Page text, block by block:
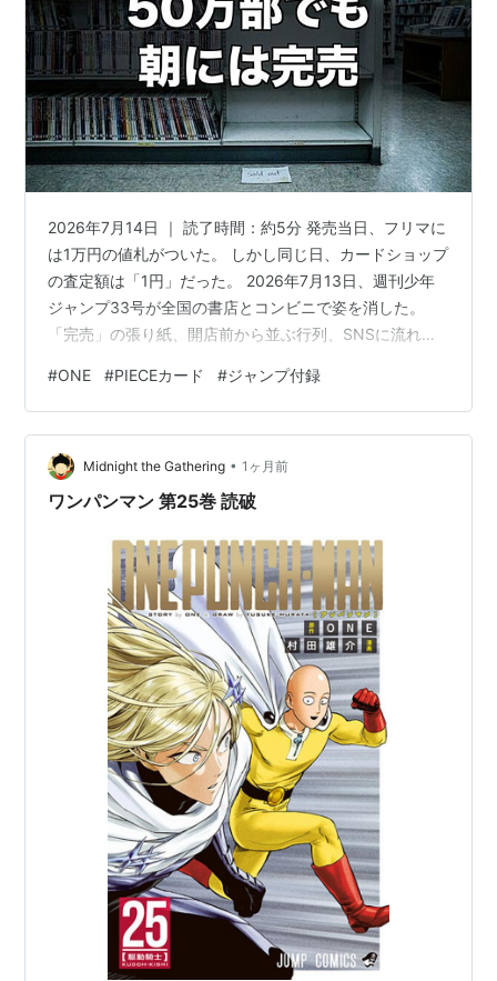
2026年7月14日 ｜ 読了時間：約5分 発売当日、フリマに
は1万円の値札がついた。 しかし同じ日、カードショップ
の査定額は「1円」だった。 2026年7月13日、週刊少年
ジャンプ33号が全国の書店とコンビニで姿を消した。
「完売」の張り紙、開店前から並ぶ行列、SNSに流れて
少なカードが手に入った人は大儲けできる」と思いたく
なる。 だが話はそう単純ではない。 電子版から今週中に
でも正規ルートで手に入る可能性がある一方で、フリマ
で高値をつかむのは合理的な選択ではないかもしれな
い。 この記事でわかること ジャンプ33号で何が起きた
#ONE #PIECEカード #ジャンプ付録
Midnight the Gathering • 1ヶ月前
ワンパンマン 第25巻 読破